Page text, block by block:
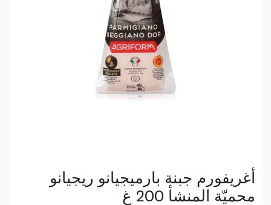
أغريفورم جبنة بارميجيانو ريجيانو
محميّة المنشأ 200 غ